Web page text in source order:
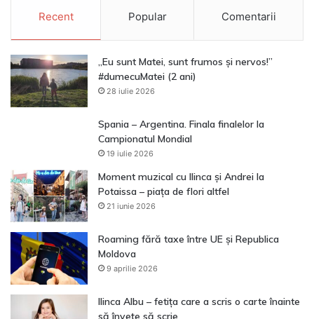
Recent Popular Comentarii
„Eu sunt Matei, sunt frumos și nervos!”
#dumecuMatei (2 ani)
28 iulie 2026
Spania – Argentina. Finala finalelor la
Campionatul Mondial
19 iulie 2026
Moment muzical cu Ilinca și Andrei la
Potaissa – piața de flori altfel
21 iunie 2026
Roaming fără taxe între UE și Republica
Moldova
9 aprilie 2026
Ilinca Albu – fetița care a scris o carte înainte
să învețe să scrie